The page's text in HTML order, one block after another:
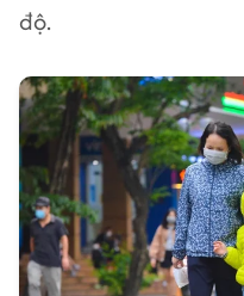
độ.